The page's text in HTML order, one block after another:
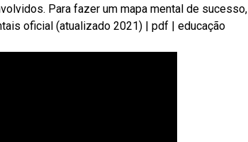
Para fazer um mapa mental de sucesso,
oficial (atualizado 2021) | pdf | educação